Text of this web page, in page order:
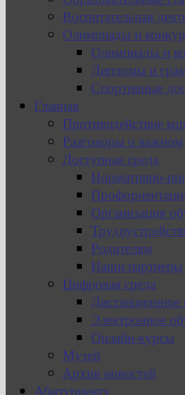
Воспитательная
Олимпиады и
Олимпиады и
Дипломы и
Спортивные
Главная
Противодействие
Разговоры о важном
Доступная среда
Нормативно-
Организация
Родителям
Наши партнеры
Цифровая среда
Дистанционное
Электронное
Онлайн-курсы
Музей
Архив новостей
Абитуриенту